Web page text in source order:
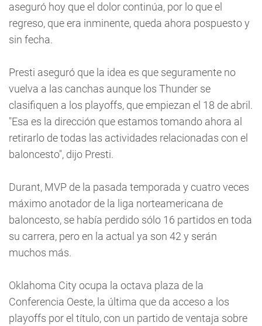
aseguró hoy que el dolor continúa, por lo que el
regreso, que era inminente, queda ahora pospuesto y
sin fecha.
Presti aseguró que la idea es que seguramente no
vuelva a las canchas aunque los Thunder se
clasifiquen a los playoffs, que empiezan el 18 de abril.
"Esa es la dirección que estamos tomando ahora al
retirarlo de todas las actividades relacionadas con el
baloncesto", dijo Presti.
Durant, MVP de la pasada temporada y cuatro veces
máximo anotador de la liga norteamericana de
baloncesto, se había perdido sólo 16 partidos en toda
su carrera, pero en la actual ya son 42 y serán
muchos más.
Oklahoma City ocupa la octava plaza de la
Conferencia Oeste, la última que da acceso a los
playoffs por el título, con un partido de ventaja sobre